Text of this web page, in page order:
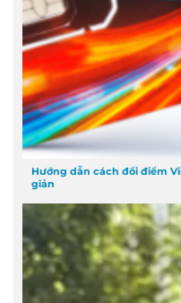
Hướng dẫn cách đổi điểm
giản